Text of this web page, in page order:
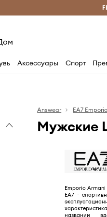
доставка из ЕС (от 2800 грн)
Аксессуары Спорт
Answear EA7
Мужские
Emporio Armani
EA7 -
названии